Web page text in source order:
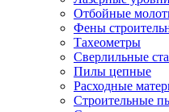
Отбойные
Фены
Тахеометры
Сверлильные
Пилы цепные
Расходные
Строительные